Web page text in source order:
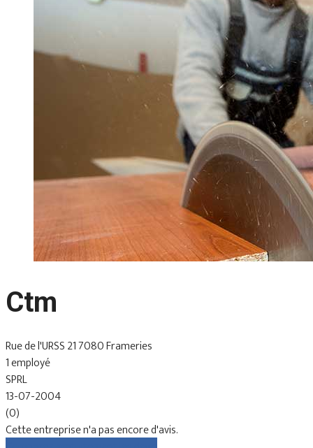
Ctm
Rue de l'URSS 21 7080 Frameries
1 employé
SPRL
13-07-2004
(0)
Cette entreprise n'a pas encore d'avis.